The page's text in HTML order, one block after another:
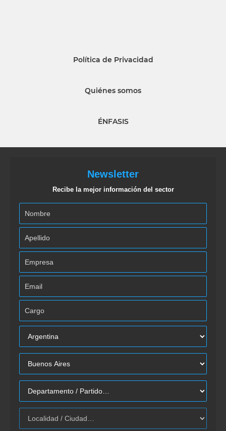
Política de Privacidad
Quiénes somos
ÉNFASIS
Newsletter
Recibe la mejor información del sector